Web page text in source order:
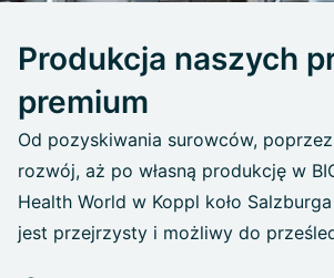
Produkcja naszych
premium
Od pozyskiwania surowców,
rozwój, aż po własną produkcję w
Health World w Koppl koło
jest przejrzysty i możliwy do